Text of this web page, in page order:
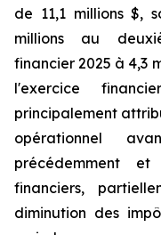
de 11,1 millions $,
millions au
financier 2025 à 4,3
l'exercice
principalement
opérationnel
précédemment
financiers,
diminution des